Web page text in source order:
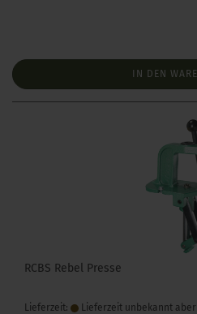
IN DEN
RCBS Rebel Presse
Lieferzeit: Lieferzeit unbekannt